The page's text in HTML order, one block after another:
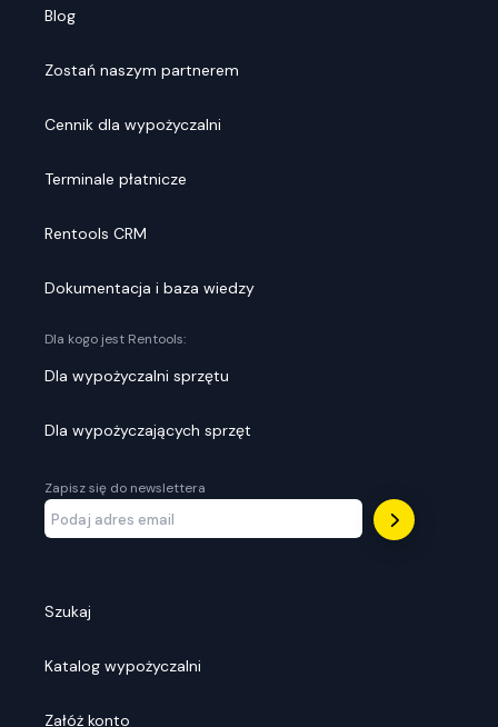
Blog
Zostań naszym partnerem
Cennik dla wypożyczalni
Terminale płatnicze
Rentools CRM
Dokumentacja i baza wiedzy
Dla kogo jest Rentools:
Dla wypożyczalni sprzętu
Dla wypożyczających sprzęt
Zapisz się do newslettera
Szukaj
Katalog wypożyczalni
Załóż konto